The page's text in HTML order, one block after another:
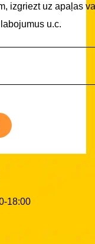
izgriezt uz apaļas
u.c.
18:00